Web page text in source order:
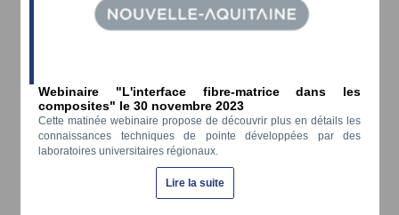
Webinaire "L'interface fibre-matrice dans les
composites" le 30 novembre 2023
Cette matinée webinaire propose de découvrir plus en détails les
connaissances techniques de pointe développées par des
laboratoires universitaires régionaux.
Lire la suite